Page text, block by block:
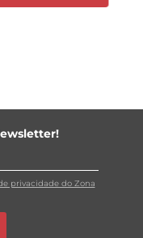
privacidade do Zona